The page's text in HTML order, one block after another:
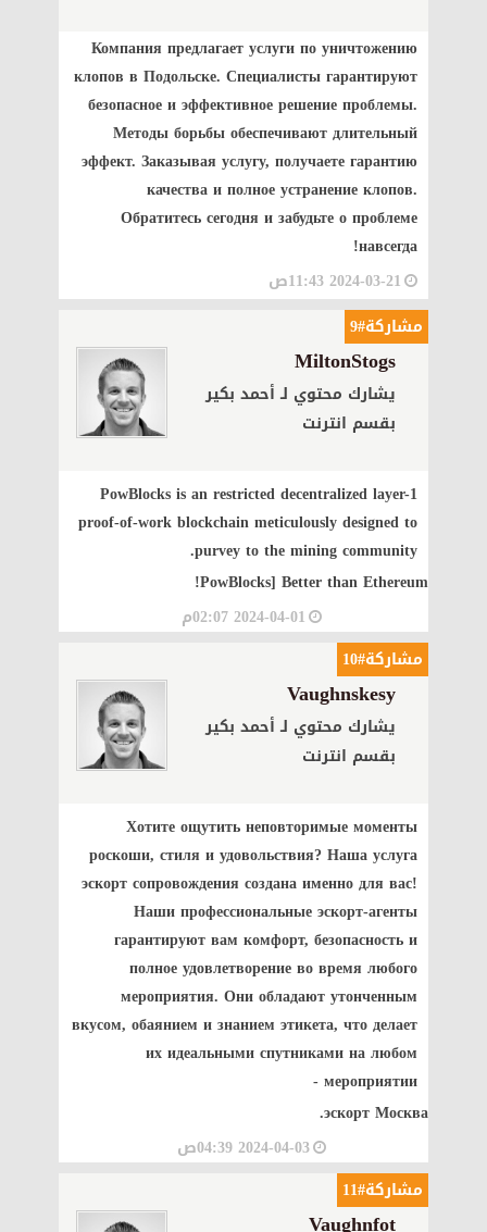
Компания предлагает услуги по уничтожению
клопов в Подольске. Специалисты гарантируют
безопасное и эффективное решение проблемы.
Методы борьбы обеспечивают длительный
эффект. Заказывая услугу, получаете гарантию
качества и полное устранение клопов.
Обратитесь сегодня и забудьте о проблеме
навсегда!
2024-03-21 11:43ص
مشاركة#9
MiltonStogs
يشارك محتوي لـ أحمد بكير
بقسم انترنت
PowBlocks is an restricted decentralized layer-1
proof-of-work blockchain meticulously designed to
purvey to the mining community.
PowBlocks] Better than Ethereum!
2024-04-01 02:07م
مشاركة#10
Vaughnskesy
يشارك محتوي لـ أحمد بكير
بقسم انترنت
Хотите ощутить неповторимые моменты
роскоши, стиля и удовольствия? Наша услуга
эскорт сопровождения создана именно для вас!
Наши профессиональные эскорт-агенты
гарантируют вам комфорт, безопасность и
полное удовлетворение во время любого
мероприятия. Они обладают утонченным
вкусом, обаянием и знанием этикета, что делает
их идеальными спутниками на любом
мероприятии -
эскорт Москва.
2024-04-03 04:39ص
مشاركة#11
Vaughnfot